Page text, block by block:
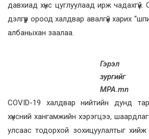
давхиад хүнс цуглуулаад ирж
дэлгүүр ороод халдвар авалгүй харих
албаныхан заалаа.
Гэрэл
зургийг
MPA.mn
COVID-19 халдвар нийтийн дунд
хүнсний хангамжийн хэрэгцээ,
улсаас тодорхой зохицуулалтыг хийж